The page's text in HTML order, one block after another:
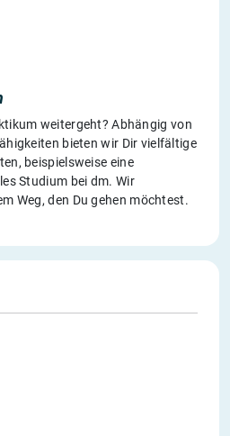
weitergeht? Abhängig von
bieten wir Dir vielfältige
beispielsweise eine
Studium bei dm. Wir
Weg, den Du gehen möchtest.